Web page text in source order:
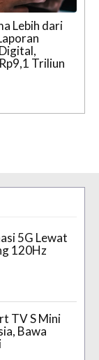
Lebih dari
Triliun
5G Lewat
120Hz
TV S Mini
Bawa